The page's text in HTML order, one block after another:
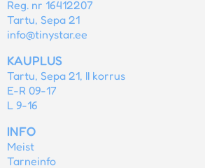
Reg. nr 16412207
Tartu, Sepa 21
info@tinystar.ee
KAUPLUS
Tartu, Sepa 21, II korrus
E-R 09-17
L 9-16
INFO
Meist
Tarneinfo